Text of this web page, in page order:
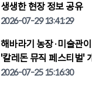
생생한 현장 정보 공유
2026-07-29 13:41:29
해바라기 농장·미술관
'칼레돈 뮤직 페스티벌'
2026-07-25 15:16:30